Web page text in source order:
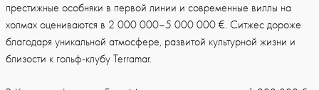
престижные особняки в первой линии и современные виллы на
холмах оцениваются в 2 000 000–5 000 000 €. Ситжес дороже
благодаря уникальной атмосфере, развитой культурной жизни и
близости к гольф-клубу Terramar.